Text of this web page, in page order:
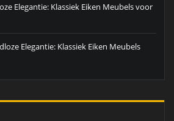
Elegantie: Klassiek Eiken Meubels voor
Elegantie: Klassiek Eiken Meubels